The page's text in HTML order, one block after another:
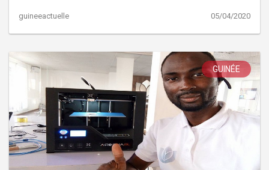
guineeactuelle 05/04/2020
GUINÉE